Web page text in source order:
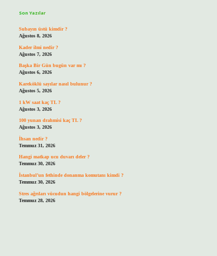
Son Yazılar
Subayın üstü kimdir ?
Ağustos 8, 2026
Kader ilmi nedir ?
Ağustos 7, 2026
Başka Bir Gün bugün var mı ?
Ağustos 6, 2026
Kareköklü sayılar nasıl bulunur ?
Ağustos 5, 2026
1 kW saat kaç TL ?
Ağustos 3, 2026
100 yunan drahmisi kaç TL ?
Ağustos 3, 2026
İhsan nedir ?
Temmuz 31, 2026
Hangi matkap ucu duvarı deler ?
Temmuz 30, 2026
İstanbul’un fethinde donanma komutanı kimdi ?
Temmuz 30, 2026
Stres ağrıları vücudun hangi bölgelerine vurur ?
Temmuz 28, 2026